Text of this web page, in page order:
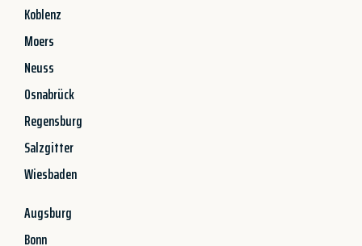
Koblenz
Moers
Neuss
Osnabrück
Regensburg
Salzgitter
Wiesbaden
Augsburg
Bonn